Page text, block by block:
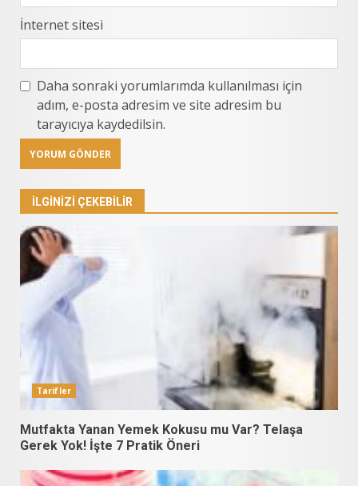
İnternet sitesi
Daha sonraki yorumlarımda kullanılması için
adım, e-posta adresim ve site adresim bu
tarayıcıya kaydedilsin.
İLGINIZI ÇEKEBILIR
Tarifler
Mutfakta Yanan Yemek Kokusu mu Var? Telaşa
Gerek Yok! İşte 7 Pratik Öneri